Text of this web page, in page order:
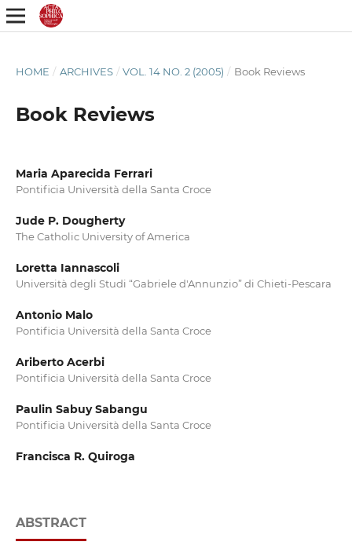
HOME / ARCHIVES / VOL. 14 NO. 2 (2005) / Book Reviews
Book Reviews
Maria Aparecida Ferrari
Pontificia Università della Santa Croce
Jude P. Dougherty
The Catholic University of America
Loretta Iannascoli
Università degli Studi “Gabriele d'Annunzio” di Chieti-Pescara
Antonio Malo
Pontificia Università della Santa Croce
Ariberto Acerbi
Pontificia Università della Santa Croce
Paulin Sabuy Sabangu
Pontificia Università della Santa Croce
Francisca R. Quiroga
ABSTRACT